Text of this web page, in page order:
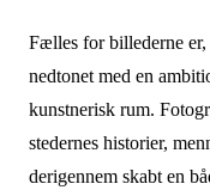
Fælles for billederne er,
nedtonet med en
kunstnerisk rum.
stedernes historier,
derigennem skabt en